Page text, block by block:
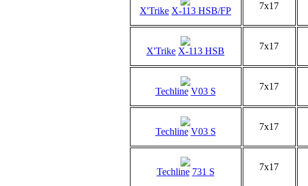
X'Trike X-113 HSB/FP 7x17
X'Trike X-113 HSB 7x17
Techline V03 S 7x17
Techline V03 S 7x17
Techline 731 S 7x17